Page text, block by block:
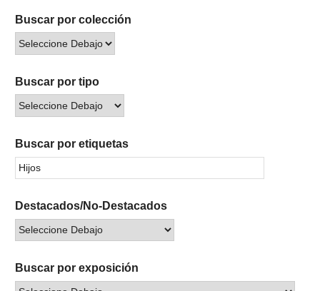
Buscar por colección
Buscar por tipo
Buscar por etiquetas
Destacados/No-Destacados
Buscar por exposición